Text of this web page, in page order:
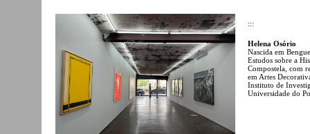
:::
Helena Osório
Nascida em
Estudos sobre a
Compostela, com
em Artes
Instituto de
Universidade do